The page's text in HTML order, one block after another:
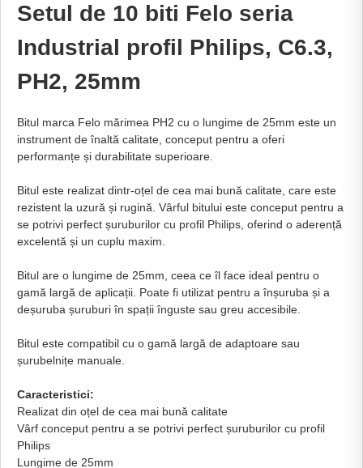
Setul de 10 biti Felo seria
Industrial profil Philips, C6.3,
PH2, 25mm
Bitul marca Felo mărimea PH2 cu o lungime de 25mm este un
instrument de înaltă calitate, conceput pentru a oferi
performanțe și durabilitate superioare.
Bitul este realizat dintr-oțel de cea mai bună calitate, care este
rezistent la uzură și rugină. Vârful bitului este conceput pentru a
se potrivi perfect șuruburilor cu profil Philips, oferind o aderență
excelentă și un cuplu maxim.
Bitul are o lungime de 25mm, ceea ce îl face ideal pentru o
gamă largă de aplicații. Poate fi utilizat pentru a înșuruba și a
deșuruba șuruburi în spații înguste sau greu accesibile.
Bitul este compatibil cu o gamă largă de adaptoare sau
șurubelnițe manuale.
Caracteristici:
Realizat din oțel de cea mai bună calitate
Vârf conceput pentru a se potrivi perfect șuruburilor cu profil
Philips
Lungime de 25mm